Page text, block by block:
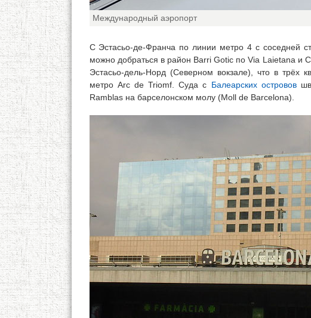
Международный аэропорт
С Эстасьо-де-Франча по линии метро 4 с соседней
можно добраться в район Barri Gotic по Via Laietana и
Эстасьо-дель-Норд (Северном вокзале), что в трёх
метро Arc de Triomf. Суда с Балеарских островов
Ramblas на барселонском молу (Moll de Barcelona).